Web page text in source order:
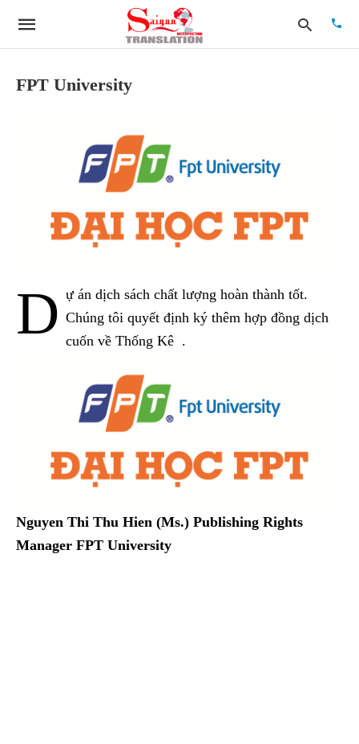
FPT University
D ự án dịch sách chất lượng hoàn thành tốt.
Chúng tôi quyết định ký thêm hợp đồng dịch
cuốn về Thống Kê .
Nguyen Thi Thu Hien (Ms.) Publishing Rights
Manager FPT University